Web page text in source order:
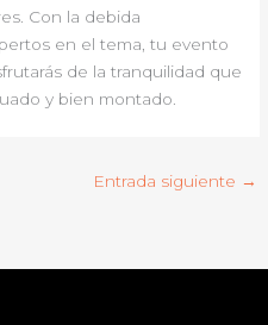
Con la debida
en el tema, tu evento
de la tranquilidad que
y bien montado.
Entrada siguiente →